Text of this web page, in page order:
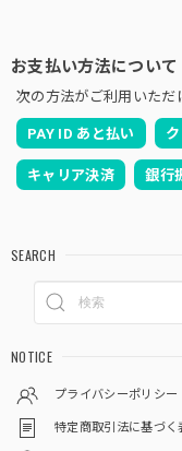
お支払い方法について
次の方法がご利用いただ
PAY ID あと払い
キャリア決済 銀行
SEARCH
NOTICE
プライバシーポリシー
特定商取引法に基づく